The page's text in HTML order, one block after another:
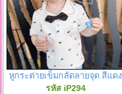
หูกระต่ายเข็มกลัดลายจุด สีแดง
รหัส iP294